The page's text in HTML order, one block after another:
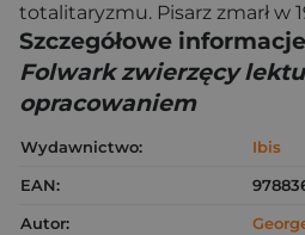
totalitaryzmu. Pisarz zmarł w
Szczegółowe
Folwark zwierzęcy
opracowaniem
Wydawnictwo:
Ibis
EAN:
Autor: